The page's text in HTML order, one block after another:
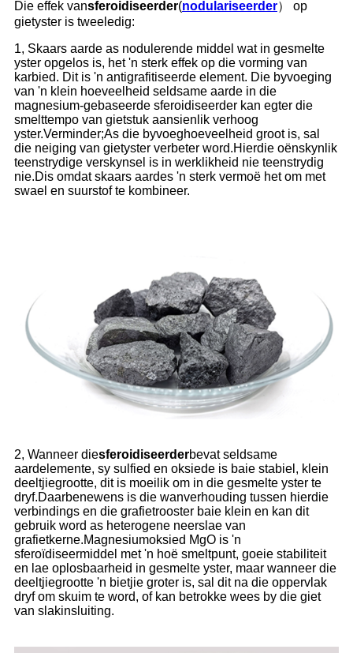
Die effek vansferoidiseerder(nodulariseerder） op
gietyster is tweeledig:
1, Skaars aarde as nodulerende middel wat in gesmelte
yster opgelos is, het 'n sterk effek op die vorming van
karbied. Dit is 'n antigrafitiseerde element. Die byvoeging
van 'n klein hoeveelheid seldsame aarde in die
magnesium-gebaseerde sferoidiseerder kan egter die
smelttempo van gietstuk aansienlik verhoog
yster.Verminder;As die byvoeghoeveelheid groot is, sal
die neiging van gietyster verbeter word.Hierdie oënskynlik
teenstrydige verskynsel is in werklikheid nie teenstrydig
nie.Dis omdat skaars aardes 'n sterk vermoë het om met
swael en suurstof te kombineer.
2, Wanneer diesferoidiseerderbevat seldsame
aardelemente, sy sulfied en oksiede is baie stabiel, klein
deeltjiegrootte, dit is moeilik om in die gesmelte yster te
dryf.Daarbenewens is die wanverhouding tussen hierdie
verbindings en die grafietrooster baie klein en kan dit
gebruik word as heterogene neerslae van
grafietkerne.Magnesiumoksied MgO is 'n
sferoïdiseermiddel met 'n hoë smeltpunt, goeie stabiliteit
en lae oplosbaarheid in gesmelte yster, maar wanneer die
deeltjiegrootte 'n bietjie groter is, sal dit na die oppervlak
dryf om skuim te word, of kan betrokke wees by die giet
van slakinsluiting.